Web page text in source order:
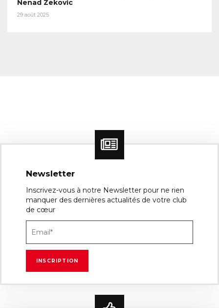
Nenad Zekovic
29 août 2025
Newsletter
Inscrivez-vous à notre Newsletter pour ne rien
manquer des dernières actualités de votre club
de cœur